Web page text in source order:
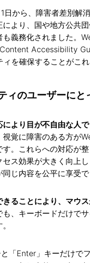
から、障害者差別解
より、国や地方公共
義務化されました。
Accessibility
を確保することがこれ
ィのユーザーにと
により目が不自由な人
覚に障害のある方が
。これらへの対応が
ス効果が大きく向上
じ内容を公平に享受で
ることにより、マウ
、キーボードだけで
「Enter」キーだけで